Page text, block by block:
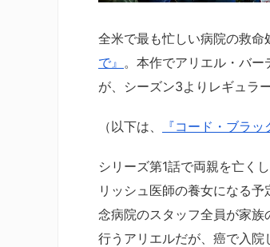
全米で最も忙しい病院の救命
で』 。本作でアリエル・バ
が、シーズン3よりレギュラ
（以下は、 『コード・ブラッ
シリーズ第1話で両親を亡く
リッシュ医師の養女になる
念病院のスタッフ全員が家
行うアリエルだが、癌で入院